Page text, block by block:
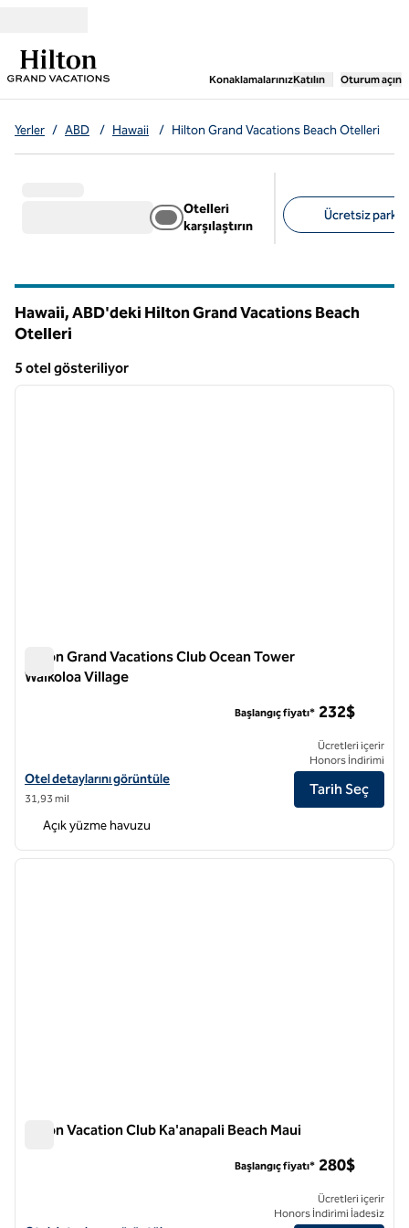
Konaklamalarınız,Yeni bir sekme
Katılın Oturum açın
Yerler / ABD / Hawaii / Hilton Grand Vacations Beach Otelleri
Otelleri
karşılaştırın
Ücretsiz park
Hawaii, ABD'deki Hilton Grand Vacations Beach
Otelleri
5 otel gösteriliyor
5 otel gösteriliyor
1 / 12
Hilton Grand Vacations Club Ocean Tower
Waikoloa Village
Hilton Grand Vacations Club Ocean Tower Waikoloa Village için otel
Otel detaylarını görüntüle
31,93 mil
Başlangıç fiyatı* 232$
Ücretleri içerir
Honors İndirimi
Tarih Seç
Açık yüzme havuzu
1 / 12
Hilton Vacation Club Ka'anapali Beach Maui
Başlangıç fiyatı* 280$
Ücretleri içerir
Honors İndirimi İadesiz